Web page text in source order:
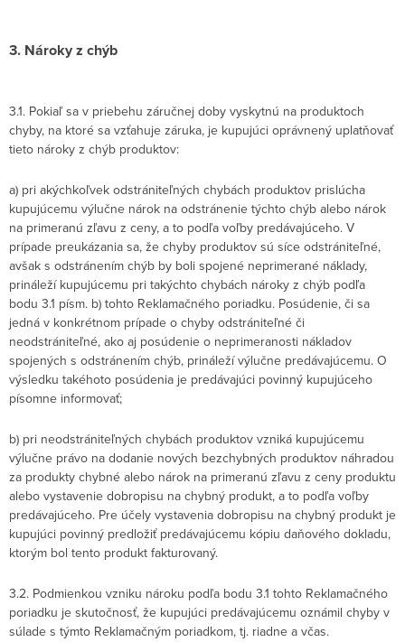
3. Nároky z chýb
3.1. Pokiaľ sa v priebehu záručnej doby vyskytnú na produktoch
chyby, na ktoré sa vzťahuje záruka, je kupujúci oprávnený uplatňovať
tieto nároky z chýb produktov:
a) pri akýchkoľvek odstrániteľných chybách produktov prislúcha
kupujúcemu výlučne nárok na odstránenie týchto chýb alebo nárok
na primeranú zľavu z ceny, a to podľa voľby predávajúceho. V
prípade preukázania sa, že chyby produktov sú síce odstrániteľné,
avšak s odstránením chýb by boli spojené neprimerané náklady,
prináleží kupujúcemu pri takýchto chybách nároky z chýb podľa
bodu 3.1 písm. b) tohto Reklamačného poriadku. Posúdenie, či sa
jedná v konkrétnom prípade o chyby odstrániteľné či
neodstrániteľné, ako aj posúdenie o neprimeranosti nákladov
spojených s odstránením chýb, prináleží výlučne predávajúcemu. O
výsledku takéhoto posúdenia je predávajúci povinný kupujúceho
písomne informovať;
b) pri neodstrániteľných chybách produktov vzniká kupujúcemu
výlučne právo na dodanie nových bezchybných produktov náhradou
za produkty chybné alebo nárok na primeranú zľavu z ceny produktu
alebo vystavenie dobropisu na chybný produkt, a to podľa voľby
predávajúceho. Pre účely vystavenia dobropisu na chybný produkt je
kupujúci povinný predložiť predávajúcemu kópiu daňového dokladu,
ktorým bol tento produkt fakturovaný.
3.2. Podmienkou vzniku nároku podľa bodu 3.1 tohto Reklamačného
poriadku je skutočnosť, že kupujúci predávajúcemu oznámil chyby v
súlade s týmto Reklamačným poriadkom, tj. riadne a včas.